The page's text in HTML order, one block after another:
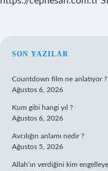
SIDEBAR
SON YAZILAR
Countdown film ne anlatıyor ?
Ağustos 6, 2026
Kum gibi hangi yıl ?
Ağustos 6, 2026
Avcılığın anlamı nedir ?
Ağustos 5, 2026
Allah’ın verdiğini kim